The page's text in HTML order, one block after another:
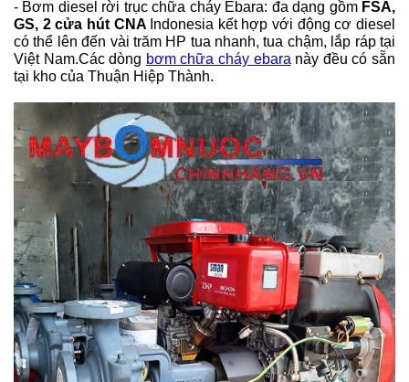
- Bơm diesel rời trục chữa cháy Ebara: đa dạng gồm FSA,
GS, 2 cửa hút CNA Indonesia kết hợp với động cơ diesel
có thể lên đến vài trăm HP tua nhanh, tua chậm, lắp ráp tại
Việt Nam.Các dòng bơm chữa cháy ebara này đều có sẵn
tại kho của Thuận Hiệp Thành.